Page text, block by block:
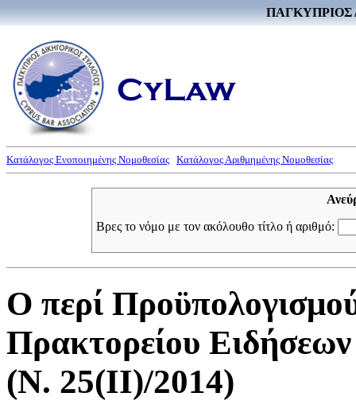
ΠΑΓΚΥΠΡΙΟΣ
Κατάλογος Ενοποιημένης Νομοθεσίας Κατάλογος Αριθμημένης Νομοθεσίας
Βρες το νόμο με τον ακόλουθο τίτλο ή αριθμό:
Ο περί
Πρακτορείου
(Ν. 25(II)/2014)